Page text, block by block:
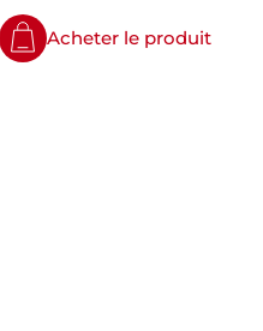
Acheter le produit